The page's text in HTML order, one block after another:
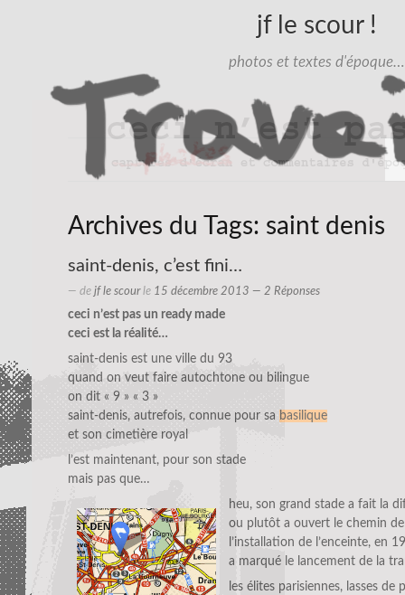
jf le scour !
photos et textes d'époque…
Archives du Tags: saint denis
saint-denis, c’est fini…
— de jf le scourle 15 décembre 2013 — 2 Réponses
ceci n’est pas un ready made
ceci est la réalité…
saint-denis est une ville du 93
quand on veut faire autochtone ou bilingue
on dit « 9 » « 3 »
saint-denis, autrefois, connue pour sa basilique
et son cimetière royal
l’est maintenant, pour son stade
mais pas que…
heu, son grand stade a fait la
ou plutôt a ouvert le chemin
l’installation de l’enceinte, en
a marqué le lancement de la
les élites parisiennes, lasses de